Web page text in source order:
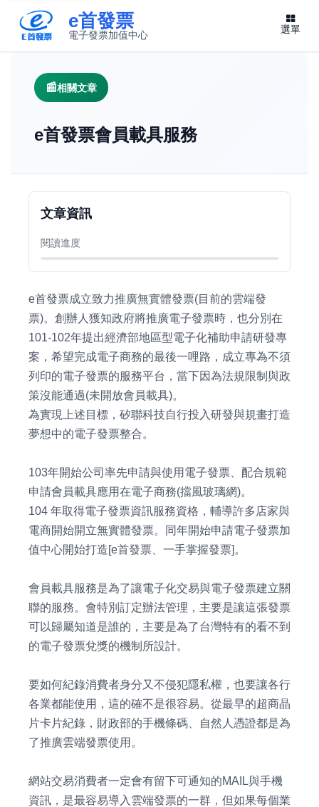
e首發票
電子發票加值中心 選單
相關文章
e首發票會員載具服務
e首發票成立致力推廣無實體發票(目前的雲端發
票)。創辦人獲知政府將推廣電子發票時，也分別在
101-102年提出經濟部地區型電子化補助申請研發專
案，希望完成電子商務的最後一哩路，成立專為不須
列印的電子發票的服務平台，當下因為法規限制與政
策沒能通過(未開放會員載具)。
為實現上述目標，矽聯科技自行投入研發與規畫打造
夢想中的電子發票整合。
103年開始公司率先申請與使用電子發票、配合規範
申請會員載具應用在電子商務(擋風玻璃網)。
104 年取得電子發票資訊服務資格，輔導許多店家與
電商開始開立無實體發票。同年開始申請電子發票加
值中心開始打造[e首發票、一手掌握發票]。
會員載具服務是為了讓電子化交易與電子發票建立關
聯的服務。會特別訂定辦法管理，主要是讓這張發票
可以歸屬知道是誰的，主要是為了台灣特有的看不到
的電子發票兌獎的機制所設計。
要如何紀錄消費者身分又不侵犯隱私權，也要讓各行
各業都能使用，這的確不是很容易。從最早的超商晶
片卡片紀錄，財政部的手機條碼、自然人憑證都是為
了推廣雲端發票使用。
網站交易消費者一定會有留下可通知的MAIL與手機
資訊，是最容易導入雲端發票的一群，但如果每個業
文章資訊
閱讀進度